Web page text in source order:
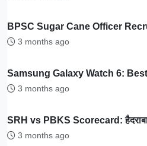
BPSC Sugar Cane Officer
3 months ago
Samsung Galaxy Watch 6:
3 months ago
SRH vs PBKS Scorecard:
3 months ago